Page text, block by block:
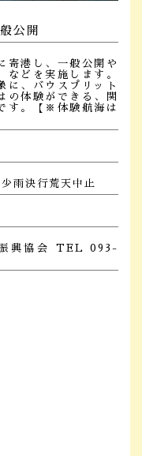
公開
寄港し、一般公開や
などを実施します。
に、バウスプリット
の体験ができる、関
す。【※体験航海は
雨決行荒天中止
興協会 TEL 093-